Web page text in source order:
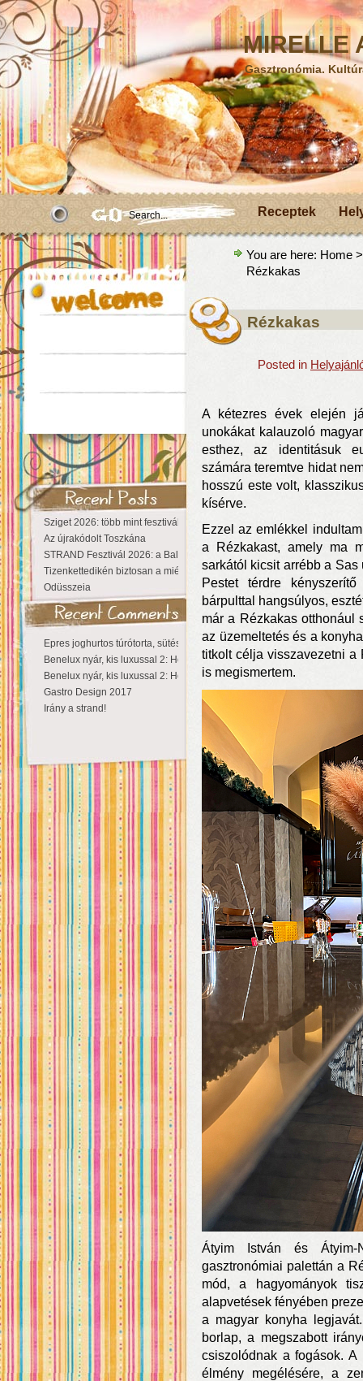
MIRELLE
Gasztronómia.
Receptek
Sziget 2026: több mint fesztivál, egy városnyi élmény
Az újrakódolt Toszkána
STRAND Fesztivál 2026: a Balaton partján a nyár még tart!
Tizenkettedikén biztosan a miénk a Sziget!
Odüsszeia
Epres joghurtos túrótorta, sütés nélkül
Benelux nyár, kis luxussal 2: Hollandia
Benelux nyár, kis luxussal 2: Hollandia
Gastro Design 2017
Irány a strand!
You are here: Home
Rézkakas
Rézkakas
Posted in
A kétezres évek elején
unokákat kalauzoló
esthez, az identitásuk
számára teremtve hidat
hosszú este volt,
kísérve.
Ezzel az emlékkel
a Rézkakast, amely ma
sarkától kicsit arrébb a
Pestet térdre
bárpulttal hangsúlyos,
már a Rézkakas otthonául
az üzemeltetés és a
titkolt célja visszavezetni a
is megismertem.
Átyim István és
gasztronómiai palettán a
mód, a hagyományok
alapvetések fényében
a magyar konyha
borlap, a megszabott
csiszolódnak a fogások.
élmény megélésére, a